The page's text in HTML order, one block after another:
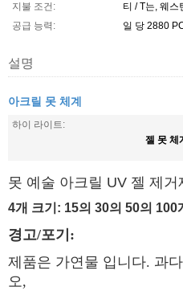
지불 조건:
티 / T는, 웨스
공급 능력:
일 당 2880
설명
아크릴 못 체계
하이 라이트:
젤 못 체
못 예술 아크릴 UV 젤 제거
4개 크기: 15의 30의 50의 100
경고/포기:
제품은 가연물 입니다. 과
오,